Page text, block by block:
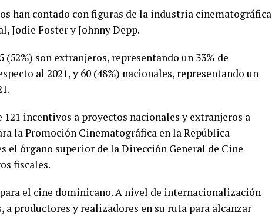
han contado con figuras de la industria cinematográfica
Jodie Foster y Johnny Depp.
son extranjeros, representando un 33% de
al 2021, y 60 (48%) nacionales, representando un
incentivos a proyectos nacionales y extranjeros a
la Promoción Cinematográfica en la República
el órgano superior de la Dirección General de Cine
fiscales.
el cine dominicano. A nivel de internacionalización
a productores y realizadores en su ruta para alcanzar